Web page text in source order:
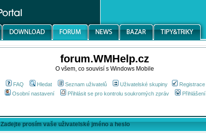
forum.WMHelp.cz
O všem, co souvisí s Windows Mobile
FAQ Hledat Seznam uživatelů Uživatelské skupiny
Registrace
Osobní nastavení
Přihlásit se pro kontrolu soukromých zpráv Přihlášení
Zadejte prosím vaše uživatelské jméno a heslo